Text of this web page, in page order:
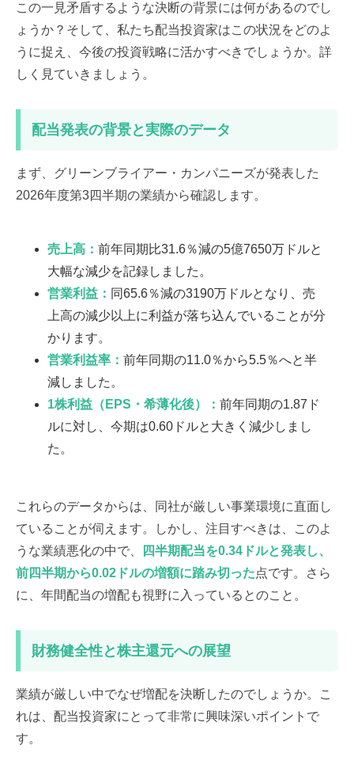
この一見矛盾するような決断の背景には何があるのでし
ょうか？そして、私たち配当投資家はこの状況をどのよ
うに捉え、今後の投資戦略に活かすべきでしょうか。詳
しく見ていきましょう。
配当発表の背景と実際のデータ
まず、グリーンブライアー・カンパニーズが発表した
2026年度第3四半期の業績から確認します。
売上高： 前年同期比31.6％減の5億7650万ドルと
大幅な減少を記録しました。
営業利益： 同65.6％減の3190万ドルとなり、売
上高の減少以上に利益が落ち込んでいることが分
かります。
営業利益率： 前年同期の11.0％から5.5％へと半
減しました。
1株利益（EPS・希薄化後）： 前年同期の1.87ド
ルに対し、今期は0.60ドルと大きく減少しまし
た。
これらのデータからは、同社が厳しい事業環境に直面し
ていることが伺えます。しかし、注目すべきは、このよ
うな業績悪化の中で、
四半期配当を0.34ドルと発表し、
前四半期から0.02ドルの増額に踏み切った点です。さら
に、年間配当の増配も視野に入っているとのこと。
財務健全性と株主還元への展望
業績が厳しい中でなぜ増配を決断したのでしょうか。こ
れは、配当投資家にとって非常に興味深いポイントで
す。